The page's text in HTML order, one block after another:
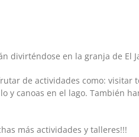
divirténdose en la granja de El
de actividades como: visitar
y canoas en el lago. También
más actividades y talleres!!!